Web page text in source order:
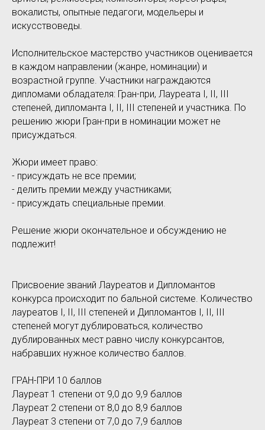
вокалисты, опытные педагоги, модельеры и
искусствоведы.
Исполнительское мастерство участников оценивается
в каждом направлении (жанре, номинации) и
возрастной группе. Участники награждаются
дипломами обладателя: Гран-при, Лауреата I, II, III
степеней, дипломанта I, II, III степеней и участника. По
решению жюри Гран-при в номинации может не
присуждаться.
Жюри имеет право:
- присуждать не все премии;
- делить премии между участниками;
- присуждать специальные премии.
Решение жюри окончательное и обсуждению не
подлежит!
Присвоение званий Лауреатов и Дипломантов
конкурса происходит по бальной системе. Количество
лауреатов I, II, III степеней и Дипломантов I, II, III
степеней могут дублироваться, количество
дублированных мест равно числу конкурсантов,
набравших нужное количество баллов.
ГРАН-ПРИ 10 баллов
Лауреат 1 степени от 9,0 до 9,9 баллов
Лауреат 2 степени от 8,0 до 8,9 баллов
Лауреат 3 степени от 7,0 до 7,9 баллов